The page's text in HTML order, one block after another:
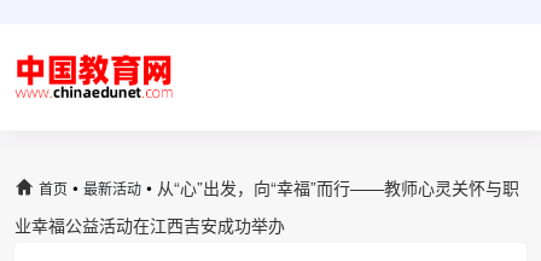
首页 • 最新活动 • 从“心”出发，向“幸福”而行——教师心灵关怀与职
业幸福公益活动在江西吉安成功举办